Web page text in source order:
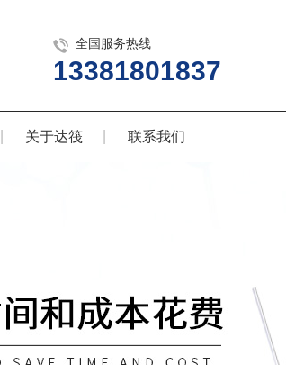
全国服务热线
13381801837
关于达筏 联系我们